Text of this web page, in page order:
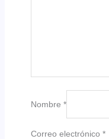
Nombre *
Correo electrónico *